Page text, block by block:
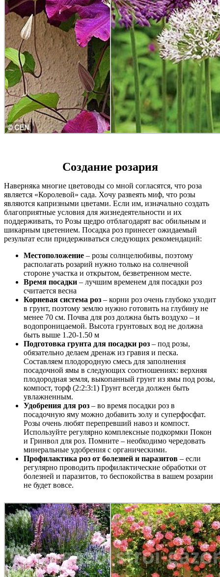
Создание розария
Наверняка многие цветоводы со мной согласятся, что роза
является «Королевой» сада. Хочу развеять миф, что розы
являются капризными цветами. Если им, изначально создать
благоприятные условия для жизнедеятельности и их
поддерживать, то Розы щедро отблагодарят вас обильным и
шикарным цветением. Посадка роз принесет ожидаемый
результат если придерживаться следующих рекомендаций:
Местоположение – розы солнцелюбивы, поэтому
располагать розарий нужно только на солнечной
стороне участка и открытом, безветренном месте.
Время посадки – лучшим временем для посадки роз
считается весна
Корневая система роз – корни роз очень глубоко уходит
в грунт, поэтому землю нужно готовить на глубину не
менее 70 см. Почва для роз должна быть воздухо – и
водопроницаемой. Высота грунтовых вод не должна
быть выше 1.20-1.50 м
Подготовка грунта для посадки роз – под розы,
обязательно делаем дренаж из гравия и песка.
Составляем плодородную смесь для заполнения
посадочной ямы в следующих соотношениях: верхняя
плодородная земля, выкопанный грунт из ямы под розы,
компост, торф (2:2:3:1) Грунт всегда должен быть
увлажненным.
Удобрения для роз – во время посадки роз в
посадочную яму можно добавить золу и суперфосфат.
Розы очень любят перепревший навоз и компост.
Используйте регулярно комплексные подкормки Покон
и Гринвол для роз. Помните – необходимо чередовать
минеральные удобрения с органическими.
Профилактика роз от болезней и паразитов – если
регулярно проводить профилактические обработки от
болезней и паразитов, то беспокойства в вашем розарии
не будет вовсе.